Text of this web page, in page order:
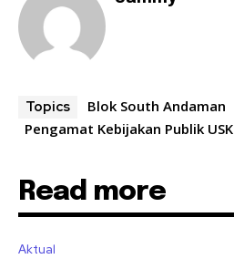
Topics Blok South Andaman
Pengamat Kebijakan Publik USK
Read more
Aktual